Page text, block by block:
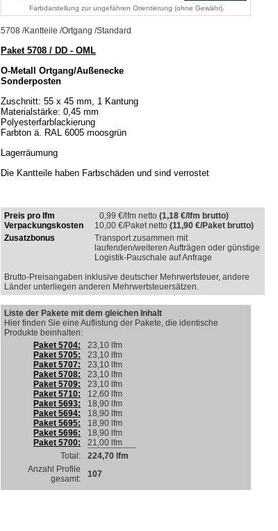
Farbdarstellung zur ungefähren Orientierung (ohne Gewähr).
5708 /Kantteile /Ortgang /Standard
Paket 5708 / DD - OML
O-Metall Ortgang/Außenecke
Sonderposten
Zuschnitt: 55 x 45 mm, 1 Kantung
Materialstärke: 0,45 mm
Polyesterfarblackierung
Farbton ä. RAL 6005 moosgrün
Lagerräumung
Die Kantteile haben Farbschäden und sind verrostet
Preis pro lfm 0,99 €/lfm netto (1,18 €/lfm brutto)
Verpackungskosten
10,00 €/Paket netto (11,90 €/Paket brutto)
Zusatzbonus
Transport zusammen mit
laufenden/weiteren Aufträgen oder günstige
Logistik-Pauschale auf Anfrage
Brutto-Preisangaben inklusive deutscher Mehrwertsteuer, andere
Länder unterliegen anderen Mehrwertsteuersätzen.
Liste der Pakete mit dem gleichen Inhalt
Hier finden Sie eine Auflistung der Pakete, die identische
Produkte beinhalten:
Paket 5704:
Paket 5705:
Paket 5707:
Paket 5708:
Paket 5709:
Paket 5710:
Paket 5693:
Paket 5694:
Paket 5695:
Paket 5696:
Paket 5700:
23,10 lfm
23,10 lfm
23,10 lfm
23,10 lfm
23,10 lfm
12,60 lfm
18,90 lfm
18,90 lfm
18,90 lfm
18,90 lfm
21,00 lfm
Total:
224,70 lfm
Anzahl Profile
gesamt:
107